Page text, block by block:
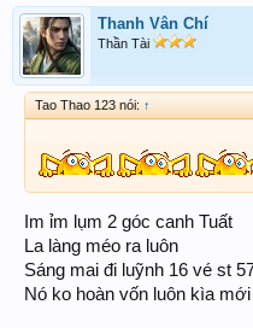
Thanh Vân Chí
Thần Tài
Tao Thao 123 nói: ↑
Im ỉm lụm 2 góc canh Tuất
La làng méo ra luôn
Sáng mai đi luỹnh 16 vé st
Nó ko hoàn vốn luôn kìa